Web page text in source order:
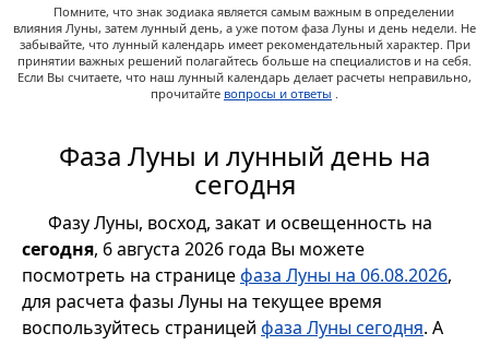
Помните, что знак зодиака является самым важным в определении
влияния Луны, затем лунный день, а уже потом фаза Луны и день недели. Не
забывайте, что лунный календарь имеет рекомендательный характер. При
принятии важных решений полагайтесь больше на специалистов и на себя.
Если Вы считаете, что наш лунный календарь делает расчеты неправильно,
прочитайте вопросы и ответы .
Фаза Луны и лунный день на
сегодня
Фазу Луны, восход, закат и освещенность на
сегодня, 6 августа 2026 года Вы можете
посмотреть на страницефаза Луны на 06.08.2026,
для расчета фазы Луны на текущее время
воспользуйтесь страницей фаза Луны сегодня. А